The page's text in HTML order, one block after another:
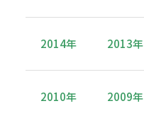
2014年 2013年
2010年 2009年